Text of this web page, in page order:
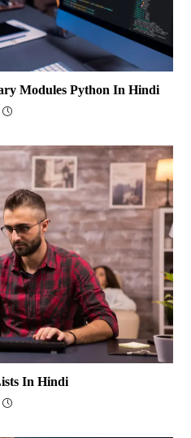
Modules Python In Hindi
In Hindi